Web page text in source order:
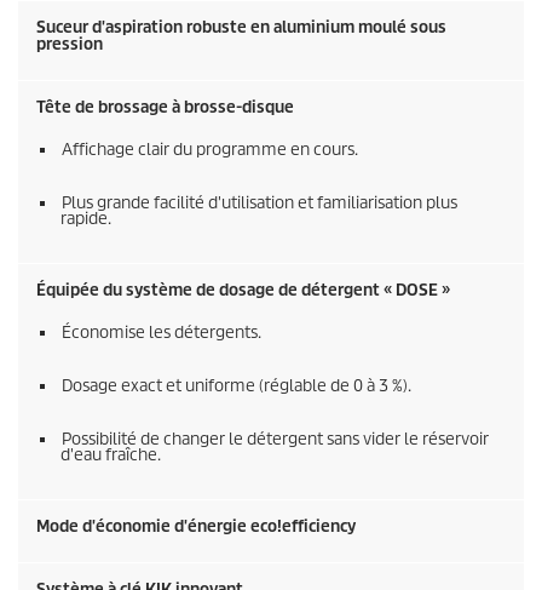
Suceur d'aspiration robuste en aluminium moulé sous
pression
Tête de brossage à brosse-disque
Affichage clair du programme en cours.
Plus grande facilité d'utilisation et familiarisation plus
rapide.
Équipée du système de dosage de détergent « DOSE »
Économise les détergents.
Dosage exact et uniforme (réglable de 0 à 3 %).
Possibilité de changer le détergent sans vider le réservoir
d'eau fraîche.
Mode d'économie d'énergie eco!efficiency